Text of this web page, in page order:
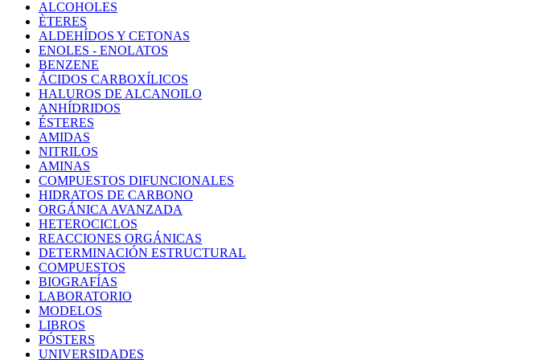
ALCOHOLES
ÈTERES
ALDEHÍDOS Y CETONAS
ENOLES - ENOLATOS
BENZENE
ÁCIDOS CARBOXÍLICOS
HALUROS DE ALCANOILO
ANHÍDRIDOS
ÉSTERES
AMIDAS
NITRILOS
AMINAS
COMPUESTOS DIFUNCIONALES
HIDRATOS DE CARBONO
ORGÁNICA AVANZADA
HETEROCICLOS
REACCIONES ORGÁNICAS
DETERMINACIÓN ESTRUCTURAL
COMPUESTOS
BIOGRAFÍAS
LABORATORIO
MODELOS
LIBROS
PÓSTERS
UNIVERSIDADES